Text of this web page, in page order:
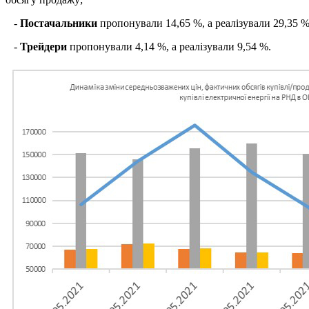
- Постачальники пропонували 14,65 %, а реалізували 29,35
- Трейдери пропонували 4,14 %, а реалізували 9,54 %.